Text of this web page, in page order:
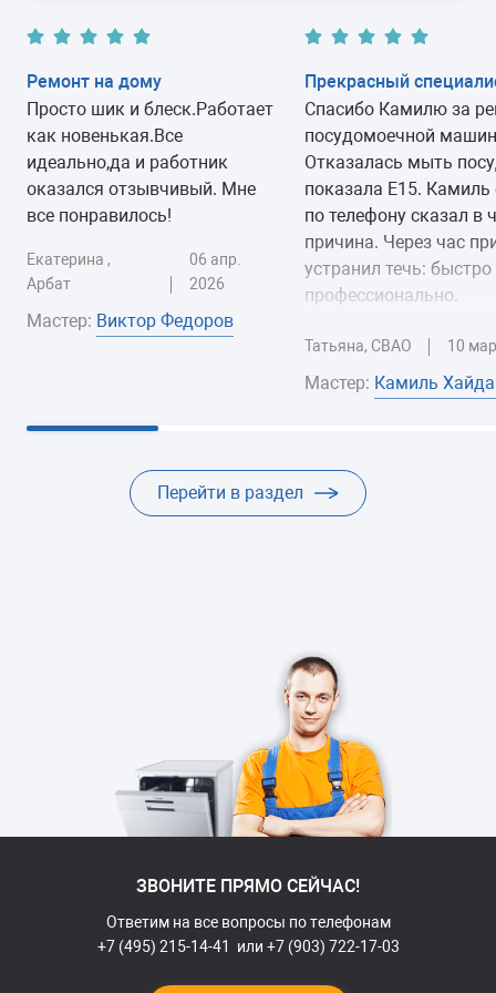
20-70 минут — гарантии
Замена замка двери (УБЛ)
от 1900 руб.
30-60 минут
1 год гарантии
Замена прессостата
(датчика уровня)
от 1800 руб.
6 мес гарантии
(КЭНа)
от 1700 руб.
6 мес гарантии
или индикации
Замена расходомера
(датчика протока воды)
от 1900 руб.
30-40 минут
6 мес
Ремонт на дому
Просто шик и блеск.Работает
как новенькая.Все
идеально,да и работник
оказался отзывчивый. Мне
все понравилось!
Екатерина ,
Арбат
06 апр.
2026
Мастер: Виктор Федоров
Прекрасный
Спасибо Камилю за
посудомоечной
Отказалась мыть
показала Е15. Камиль
по телефону сказал в
причина. Через час
устранил течь: быстро
профессионально.
Рекомендую!
Татьяна, СВАО 10
Мастер: Камиль
Перейти в раздел
ЗВОНИТЕ ПРЯМО СЕЙЧАС!
Ответим на все вопросы по телефонам
+7 (495) 215-14-41
или +7 (903) 722-17-03